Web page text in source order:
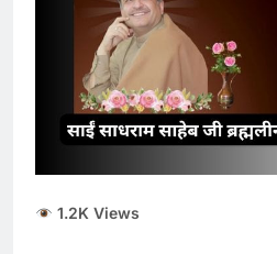
6
और
1.2K Views